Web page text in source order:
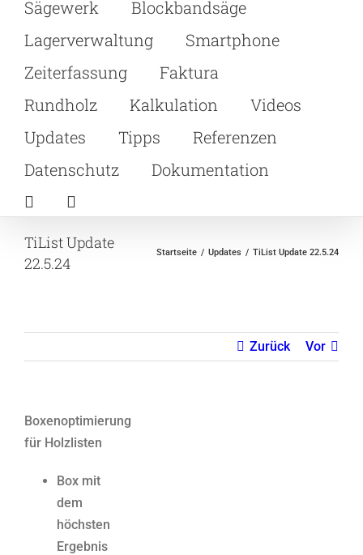
Sägewerk
Blockbandsäge
Lagerverwaltung
Smartphone
Zeiterfassung
Faktura
Rundholz
Kalkulation
Videos
Updates
Tipps
Referenzen
Datenschutz
Dokumentation
TiList Update
22.5.24
Startseite Updates TiList Update 22.5.24
Zurück Vor
Boxenoptimierung
für Holzlisten
Box mit
dem
höchsten
Ergebnis